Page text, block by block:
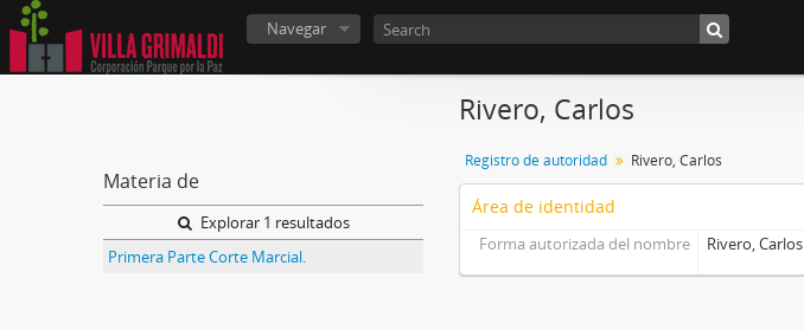
Navegar
Materia de
Explorar 1 resultados
Primera Parte Corte Marcial.
Rivero, Carlos
Registro de autoridad Rivero, Carlos
Área de identidad
Forma autorizada del nombre Rivero, Carlos